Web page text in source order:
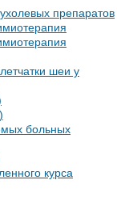
препаратов
шеи у
больных
курса